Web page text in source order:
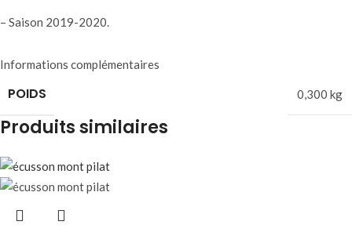
– Saison 2019-2020.
Informations complémentaires
POIDS 0,300 kg
Produits similaires